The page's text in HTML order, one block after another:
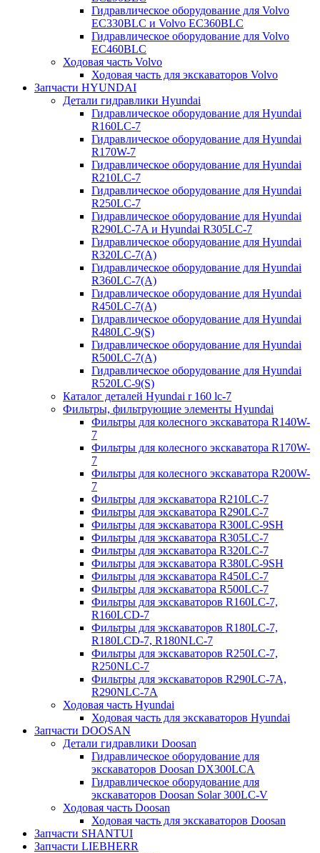
Гидравлическое оборудование для Volvo
EC330BLC и Volvo EC360BLC
Гидравлическое оборудование для Volvo
EC460BLC
Ходовая часть Volvo
Ходовая часть для экскаваторов Volvo
Запчасти HYUNDAI
Детали гидравлики Hyundai
Гидравлическое оборудование для Hyundai
R160LC-7
Гидравлическое оборудование для Hyundai
R170W-7
Гидравлическое оборудование для Hyundai
R210LC-7
Гидравлическое оборудование для Hyundai
R250LC-7
Гидравлическое оборудование для Hyundai
R290LC-7A и Hyundai R305LC-7
Гидравлическое оборудование для Hyundai
R320LC-7(A)
Гидравлическое оборудование для Hyundai
R360LC-7(A)
Гидравлическое оборудование для Hyundai
R450LC-7(A)
Гидравлическое оборудование для Hyundai
R480LC-9(S)
Гидравлическое оборудование для Hyundai
R500LC-7(A)
Гидравлическое оборудование для Hyundai
R520LC-9(S)
Каталог деталей Hyundai r 160 lc-7
Фильтры, фильтрующие элементы Hyundai
Фильтры для колесного экскаватора R140W-
7
Фильтры для колесного экскаватора R170W-
7
Фильтры для колесного экскаватора R200W-
7
Фильтры для экскаватора R210LC-7
Фильтры для экскаватора R290LC-7
Фильтры для экскаватора R300LC-9SH
Фильтры для экскаватора R305LC-7
Фильтры для экскаватора R320LC-7
Фильтры для экскаватора R380LC-9SH
Фильтры для экскаватора R450LC-7
Фильтры для экскаватора R500LC-7
Фильтры для экскаваторов R160LC-7,
R160LCD-7
Фильтры для экскаваторов R180LC-7,
R180LCD-7, R180NLC-7
Фильтры для экскаваторов R250LC-7,
R250NLC-7
Фильтры для экскаваторов R290LC-7A,
R290NLC-7A
Ходовая часть Hyundai
Ходовая часть для экскаваторов Hyundai
Запчасти DOOSAN
Детали гидравлики Doosan
Гидравлическое оборудование для
экскаваторов Doosan DX300LCA
Гидравлическое оборудование для
экскаваторов Doosan Solar 300LC-V
Ходовая часть Doosan
Ходовая часть для экскаваторов Doosan
Запчасти SHANTUI
Запчасти LIEBHERR